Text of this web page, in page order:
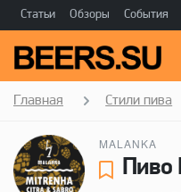
Статьи Обзоры События
Главная Стили пива
MALANKA